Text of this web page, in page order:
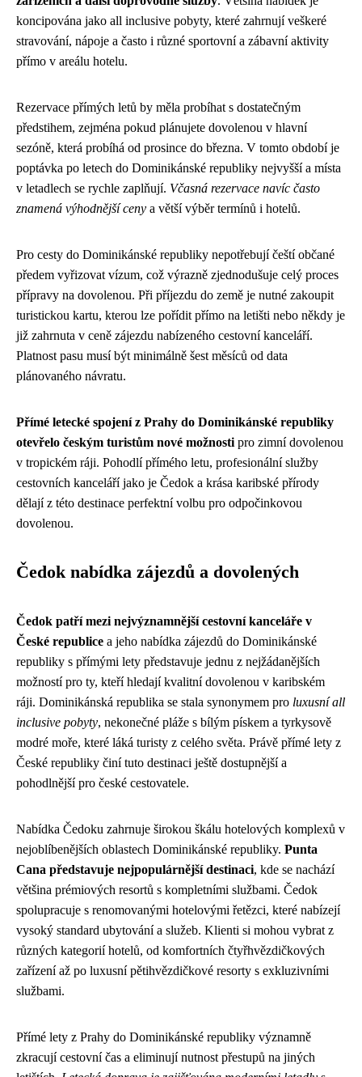
koncipována jako all inclusive pobyty, které zahrnují veškeré
stravování, nápoje a často i různé sportovní a zábavní aktivity
přímo v areálu hotelu.
Rezervace přímých letů by měla probíhat s dostatečným
předstihem, zejména pokud plánujete dovolenou v hlavní
sezóně, která probíhá od prosince do března. V tomto období je
poptávka po letech do Dominikánské republiky nejvyšší a místa
v letadlech se rychle zaplňují. Včasná rezervace navíc často
znamená výhodnější ceny a větší výběr termínů i hotelů.
Pro cesty do Dominikánské republiky nepotřebují čeští občané
předem vyřizovat vízum, což výrazně zjednodušuje celý proces
přípravy na dovolenou. Při příjezdu do země je nutné zakoupit
turistickou kartu, kterou lze pořídit přímo na letišti nebo někdy je
již zahrnuta v ceně zájezdu nabízeného cestovní kanceláří.
Platnost pasu musí být minimálně šest měsíců od data
plánovaného návratu.
Přímé letecké spojení z Prahy do Dominikánské republiky
otevřelo českým turistům nové možnosti pro zimní dovolenou
v tropickém ráji. Pohodlí přímého letu, profesionální služby
cestovních kanceláří jako je Čedok a krása karibské přírody
dělají z této destinace perfektní volbu pro odpočinkovou
dovolenou.
Čedok nabídka zájezdů a dovolených
Čedok patří mezi nejvýznamnější cestovní kanceláře v
České republice a jeho nabídka zájezdů do Dominikánské
republiky s přímými lety představuje jednu z nejžádanějších
možností pro ty, kteří hledají kvalitní dovolenou v karibském
ráji. Dominikánská republika se stala synonymem pro luxusní all
inclusive pobyty, nekonečné pláže s bílým pískem a tyrkysově
modré moře, které láká turisty z celého světa. Právě přímé lety z
České republiky činí tuto destinaci ještě dostupnější a
pohodlnější pro české cestovatele.
Nabídka Čedoku zahrnuje širokou škálu hotelových komplexů v
nejoblíbenějších oblastech Dominikánské republiky. Punta
Cana představuje nejpopulárnější destinaci, kde se nachází
většina prémiových resortů s kompletními službami. Čedok
spolupracuje s renomovanými hotelovými řetězci, které nabízejí
vysoký standard ubytování a služeb. Klienti si mohou vybrat z
různých kategorií hotelů, od komfortních čtyřhvězdičkových
zařízení až po luxusní pětihvězdičkové resorty s exkluzivními
službami.
Přímé lety z Prahy do Dominikánské republiky významně
zkracují cestovní čas a eliminují nutnost přestupů na jiných